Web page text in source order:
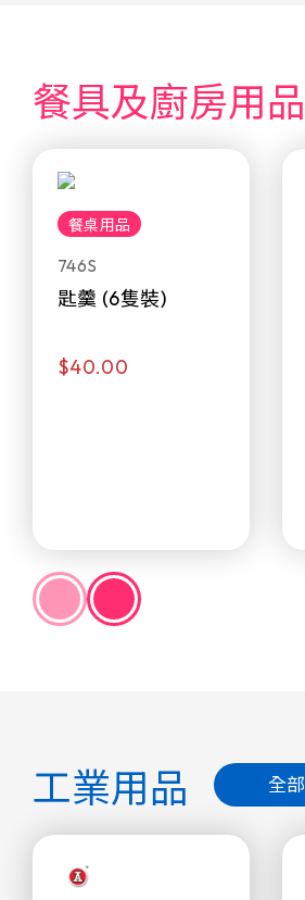
餐具及廚房用品
餐桌用品
746S
匙羹 (6隻裝)
$40.00
工業用品 全部